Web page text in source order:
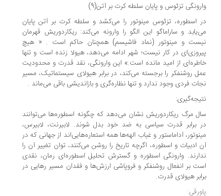
تزئوس و پایان سلطه کرت بر آتن(9)
اسطوره، تزئوس مینوتور را می‌کشد و سلطه کرت بر آتن پایان
و ساراماگو این الگو را وارونه می‌کند: ریکاردوریش قهرمان
و مینوتور (نماد فاشیسم) همچنان حاکم است . « هیچ
در کار نیست؛ شهر ادامه می‌دهد، هیولا زنده است و تنها
از امید مانده است.» این وارونگی، نقد قدرت و محدودیت
روشنفکر را برجسته می‌کند، در برابر هیولای سیستماتیک، مسیر
فردی وجود ندارد و تنها نظاره‌گری و بازاندیشی باقی می‌ماند .
مرگ ریکاردوریش نشان می‌دهد که چگونه اسطوره‌ها می‌توانند
برابر قدرت سیاسی به ضد خود بدل شوند. لابیرنت، لابیرس،
آداماستور و غیاب الهه‌ها همه استعاره‌هایی‌اند از جهانی که در
ادبیات و اسطوره، اگرچه تاریخ را روشن می‌کنند، توان تغییر آن را
وارونگی اسطوره و گسترش تحلیل اسطوره‌ای رمان، نقدی
بر انفعال روشنفکر و فروپاشی ارزش‌ها و فقدان مسیر رهایی در
هیولای قدرت.